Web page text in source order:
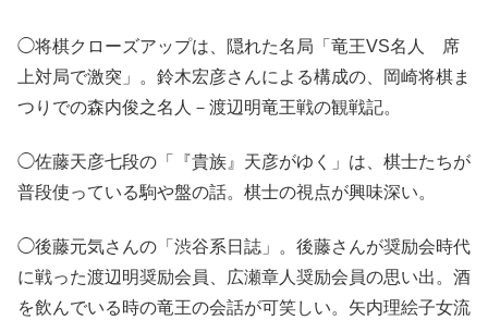
◯将棋クローズアップは、隠れた名局「竜王VS名人 席
上対局で激突」。鈴木宏彦さんによる構成の、岡崎将棋ま
つりでの森内俊之名人－渡辺明竜王戦の観戦記。
◯佐藤天彦七段の「『貴族』天彦がゆく」は、棋士たちが
普段使っている駒や盤の話。棋士の視点が興味深い。
◯後藤元気さんの「渋谷系日誌」。後藤さんが奨励会時代
に戦った渡辺明奨励会員、広瀬章人奨励会員の思い出。酒
を飲んでいる時の竜王の会話が可笑しい。矢内理絵子女流